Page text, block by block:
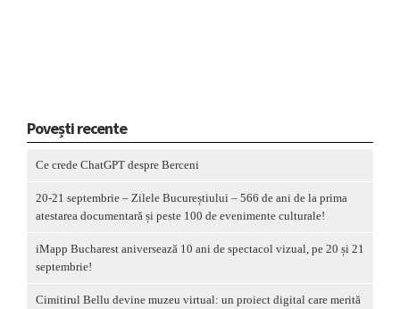
Povești recente
Ce crede ChatGPT despre Berceni
20-21 septembrie – Zilele Bucureștiului – 566 de ani de la prima
atestarea documentară și peste 100 de evenimente culturale!
iMapp Bucharest aniversează 10 ani de spectacol vizual, pe 20 și 21
septembrie!
Cimitirul Bellu devine muzeu virtual: un proiect digital care merită